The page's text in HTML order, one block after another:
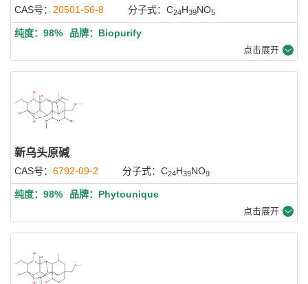
CAS号： 20501-56-8 分子式：C24H39NO5
纯度：98% 品牌：Biopurify
点击展开
新乌头原碱
CAS号： 6792-09-2 分子式：C24H39NO9
纯度：98% 品牌：Phytounique
点击展开